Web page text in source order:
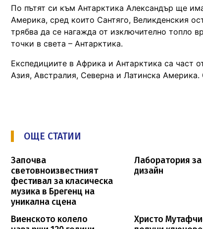
По пътят си към Антарктика Александър ще
Америка, сред които Сантяго, Великденския
трябва да се нагажда от изключително топло
точки в света – Антарктика.
Експедициите в Африка и Антарктика са част
Азия, Австралия, Северна и Латинска
ОЩЕ СТАТИИ
Започва
световноизвестният
фестивал за класическа
музика в Брегенц на
уникална сцена
Лаборатория за
дизайн
Виенското колело
Христо